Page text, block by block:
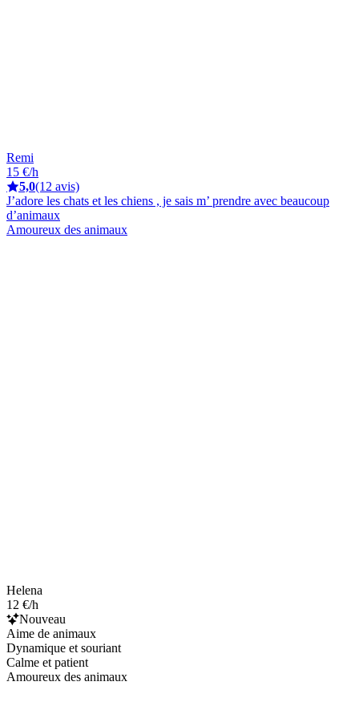
Remi
15 €/h
5,0(12 avis)
J’adore les chats et les chiens , je sais m’ prendre avec beaucoup
d’animaux
Amoureux des animaux
Helena
12 €/h
Nouveau
Aime de animaux
Dynamique et souriant
Calme et patient
Amoureux des animaux